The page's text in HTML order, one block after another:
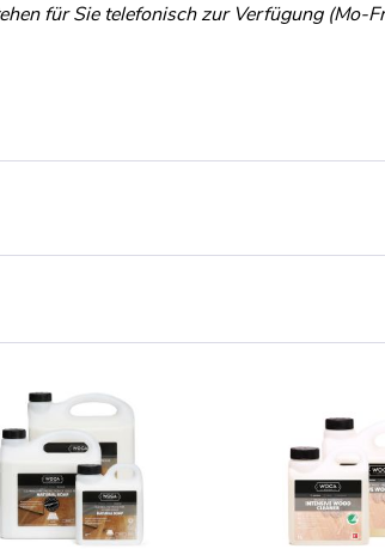
für Sie telefonisch zur Verfügung